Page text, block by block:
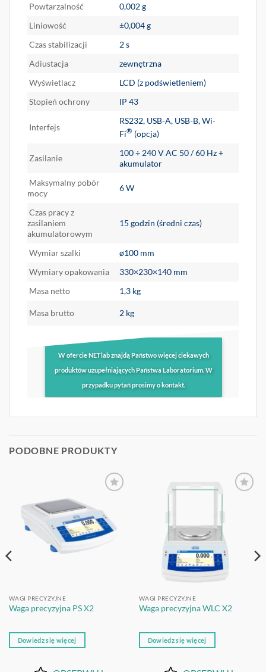
Powtarzalność
0,002 g
Liniowość
±0,004 g
Czas stabilizacji
2 s
Adiustacja
zewnętrzna
Wyświetlacz
LCD (z podświetleniem)
Stopień ochrony
IP 43
Interfejs
RS232, USB-A, USB-B, Wi-
Fi® (opcja)
Zasilanie
100 ÷ 240 V AC 50 / 60 Hz +
akumulator
Maksymalny pobór
mocy
6 W
Czas pracy z
zasilaniem
akumulatorowym
15 godzin (średni czas)
Wymiar szalki
ø100 mm
Wymiary opakowania
330×230×140 mm
Masa netto
1,3 kg
Masa brutto 2 kg
W ofercie NETlab znajdą Państwo więcej ciekawych
produktów uzupełniających Państwa Laboratorium. W
przypadku pytań prosimy o kontakt.
PODOBNE PRODUKTY
WAGI PRECYZYJNE
Waga precyzyjna PS X2
Dowiedz się więcej
WAGI PRECYZYJNE
Waga precyzyjna WLC X2
Dowiedz się więcej